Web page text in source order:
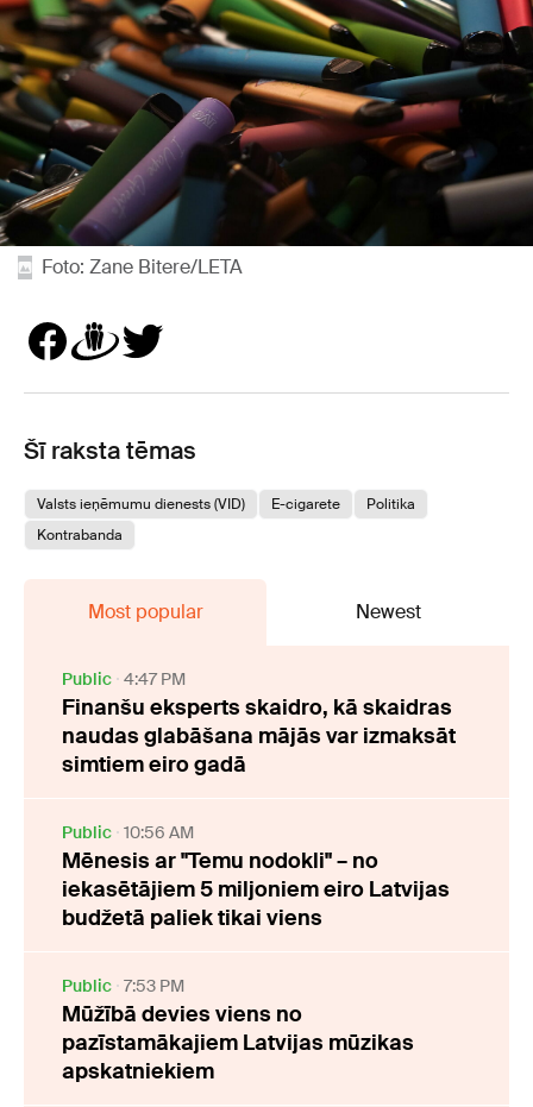
Foto: Zane Bitere/LETA
Šī raksta tēmas
Valsts ieņēmumu dienests (VID) E-cigarete
Politika
Kontrabanda
Most popular Newest
Public 4:47 PM
Finanšu eksperts skaidro, kā skaidras
naudas glabāšana mājās var izmaksāt
simtiem eiro gadā
Public 10:56 AM
Mēnesis ar "Temu nodokli" – no
iekasētājiem 5 miljoniem eiro Latvijas
budžetā paliek tikai viens
Public 7:53 PM
Mūžībā devies viens no
pazīstamākajiem Latvijas mūzikas
apskatniekiem